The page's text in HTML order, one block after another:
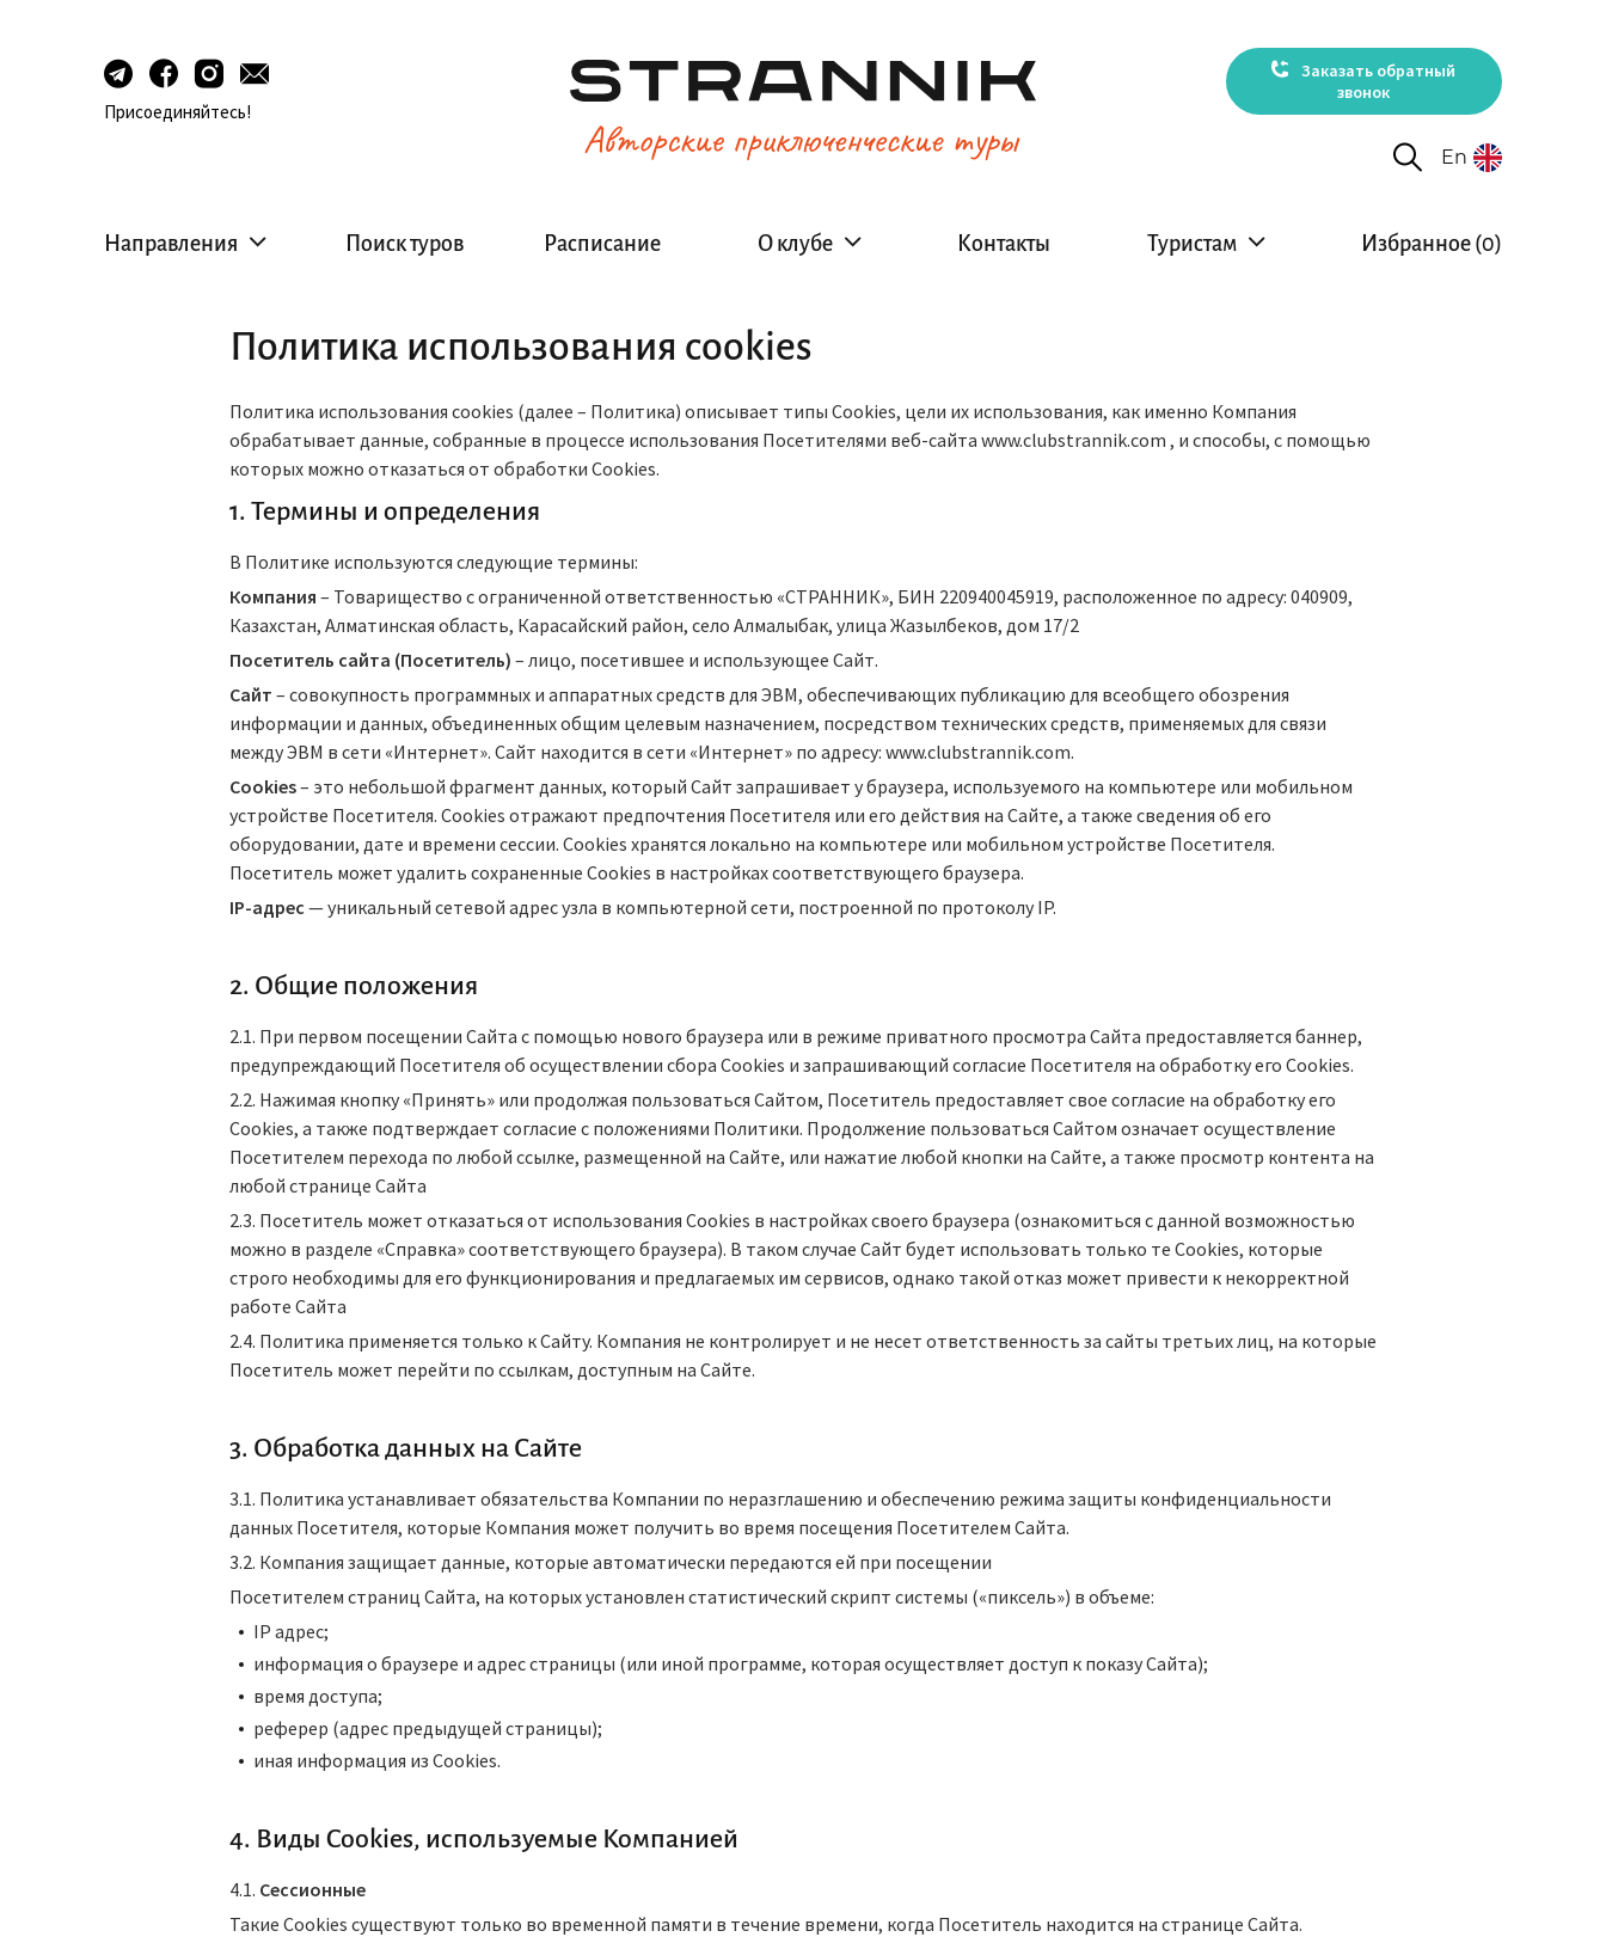
Присоединяйтесь!
Заказать обратный
звонок
En
Направления Поиск туров Расписание О клубе Контакты Туристам Избранное (0)
Политика использования cookies
Политика использования cookies (далее – Политика) описывает типы Cookies, цели их использования, как именно Компания
обрабатывает данные, собранные в процессе использования Посетителями веб-сайта www.clubstrannik.com , и способы, с помощью
которых можно отказаться от обработки Cookies.
1. Термины и определения
В Политике используются следующие термины:
Компания – Товарищество с ограниченной ответственностью «СТРАННИК», БИН 220940045919, расположенное по адресу: 040909,
Казахстан, Алматинская область, Карасайский район, село Алмалыбак, улица Жазылбеков, дом 17/2
Посетитель сайта (Посетитель) – лицо, посетившее и использующее Сайт.
Сайт – совокупность программных и аппаратных средств для ЭВМ, обеспечивающих публикацию для всеобщего обозрения
информации и данных, объединенных общим целевым назначением, посредством технических средств, применяемых для связи
между ЭВМ в сети «Интернет». Сайт находится в сети «Интернет» по адресу: www.clubstrannik.com.
Cookies– это небольшой фрагмент данных, который Сайт запрашивает у браузера, используемого на компьютере или мобильном
устройстве Посетителя. Cookies отражают предпочтения Посетителя или его действия на Сайте, а также сведения об его
оборудовании, дате и времени сессии. Сookies хранятся локально на компьютере или мобильном устройстве Посетителя.
Посетитель может удалить сохраненные Сookies в настройках соответствующего браузера.
IP-адрес — уникальный сетевой адрес узла в компьютерной сети, построенной по протоколу IP.
2. Общие положения
2.1. При первом посещении Сайта с помощью нового браузера или в режиме приватного просмотра Сайта предоставляется баннер,
предупреждающий Посетителя об осуществлении сбора Сookies и запрашивающий согласие Посетителя на обработку его Сookies.
2.2. Нажимая кнопку «Принять» или продолжая пользоваться Сайтом, Посетитель предоставляет свое согласие на обработку его
Сookies, а также подтверждает согласие с положениями Политики. Продолжение пользоваться Сайтом означает осуществление
Посетителем перехода по любой ссылке, размещенной на Сайте, или нажатие любой кнопки на Сайте, а также просмотр контента на
любой странице Сайта
2.3. Посетитель может отказаться от использования Сookies в настройках своего браузера (ознакомиться с данной возможностью
можно в разделе «Справка» соответствующего браузера). В таком случае Сайт будет использовать только те Cookies, которые
строго необходимы для его функционирования и предлагаемых им сервисов, однако такой отказ может привести к некорректной
работе Сайта
2.4. Политика применяется только к Сайту. Компания не контролирует и не несет ответственность за сайты третьих лиц, на которые
Посетитель может перейти по ссылкам, доступным на Сайте.
3. Обработка данных на Сайте
3.1. Политика устанавливает обязательства Компании по неразглашению и обеспечению режима защиты конфиденциальности
данных Посетителя, которые Компания может получить во время посещения Посетителем Сайта.
3.2. Компания защищает данные, которые автоматически передаются ей при посещении
Посетителем страниц Сайта, на которых установлен статистический скрипт системы («пиксель») в объеме:
IP адрес;
информация о браузере и адрес страницы (или иной программе, которая осуществляет доступ к показу Сайта);
время доступа;
реферер (адрес предыдущей страницы);
иная информация из Cookies.
4. Виды Cookies, используемые Компанией
4.1. Сессионные
Такие Cookies существуют только во временной памяти в течение времени, когда Посетитель находится на странице Сайта.